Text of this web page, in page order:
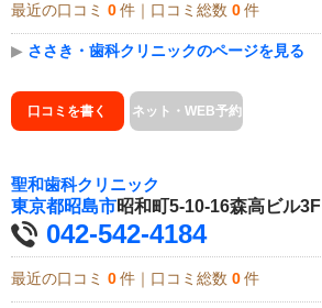
最近の口コミ 0 件｜口コミ総数 0 件
▶ ささき・歯科クリニックのページを見る
口コミを書く ネット・WEB予約
聖和歯科クリニック
東京都昭島市昭和町5-10-16森高ビル3F
042-542-4184
最近の口コミ 0 件｜口コミ総数 0 件